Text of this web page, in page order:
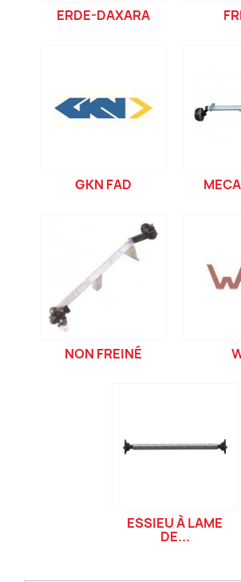
ERDE-DAXARA
GKN FAD
NON FREINÉ
ESSIEU À LAME
DE...